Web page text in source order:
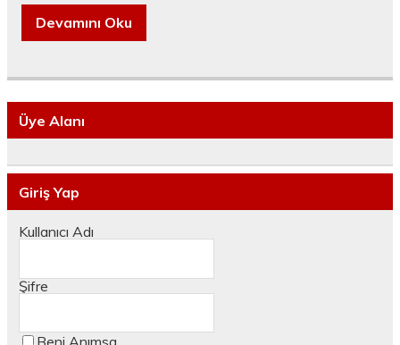
Devamını Oku
Üye Alanı
Giriş Yap
Kullanıcı Adı
Şifre